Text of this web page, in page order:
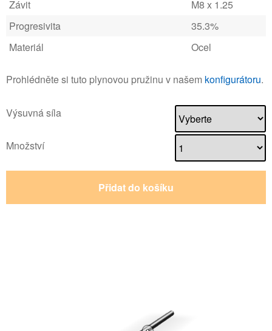
Závit
M8 x 1.25
Progresivita
35.3%
Materiál
Ocel
Prohlédněte si tuto plynovou pružinu v našem konfigurátoru.
Výsuvná síla
Množství
Přidat do košíku